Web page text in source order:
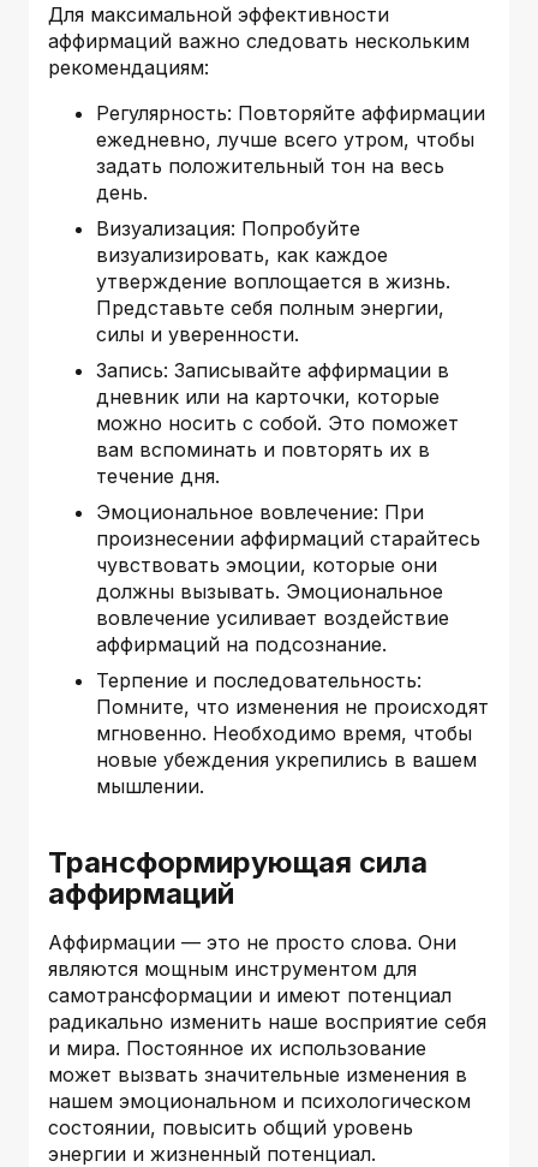
Для максимальной эффективности
аффирмаций важно следовать нескольким
рекомендациям:
Регулярность: Повторяйте аффирмации
ежедневно, лучше всего утром, чтобы
задать положительный тон на весь
день.
Визуализация: Попробуйте
визуализировать, как каждое
утверждение воплощается в жизнь.
Представьте себя полным энергии,
силы и уверенности.
Запись: Записывайте аффирмации в
дневник или на карточки, которые
можно носить с собой. Это поможет
вам вспоминать и повторять их в
течение дня.
Эмоциональное вовлечение: При
произнесении аффирмаций старайтесь
чувствовать эмоции, которые они
должны вызывать. Эмоциональное
вовлечение усиливает воздействие
аффирмаций на подсознание.
Терпение и последовательность:
Помните, что изменения не происходят
мгновенно. Необходимо время, чтобы
новые убеждения укрепились в вашем
мышлении.
Трансформирующая сила
аффирмаций
Аффирмации — это не просто слова. Они
являются мощным инструментом для
самотрансформации и имеют потенциал
радикально изменить наше восприятие себя
и мира. Постоянное их использование
может вызвать значительные изменения в
нашем эмоциональном и психологическом
состоянии, повысить общий уровень
энергии и жизненный потенциал.